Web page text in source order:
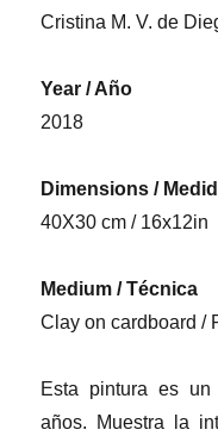
Cristina M. V. de
Year / Año
2018
Dimensions /
40X30 cm / 16x12in
Medium / Técnica
Clay on cardboard /
Esta pintura es
años. Muestra la